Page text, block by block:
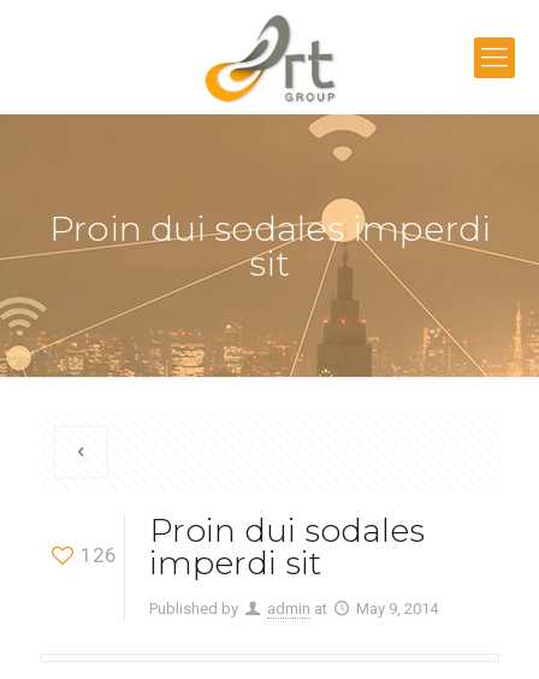
Proin dui sodales imperdi
sit
126
Proin dui sodales
imperdi sit
Published by admin at May 9, 2014